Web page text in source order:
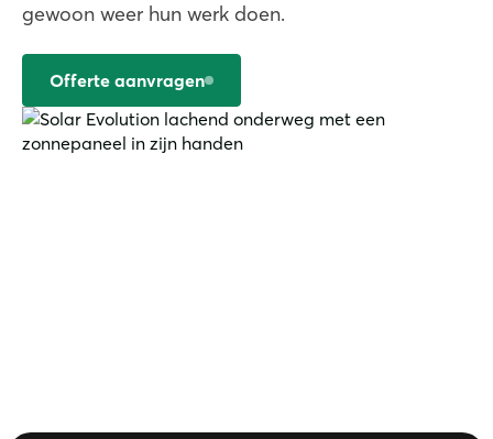
gewoon weer hun werk doen.
Offerte aanvragen